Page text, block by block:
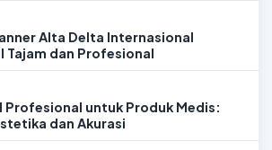
Alta Delta Internasional
Tajam dan Profesional
Profesional untuk Produk Medis:
dan Akurasi